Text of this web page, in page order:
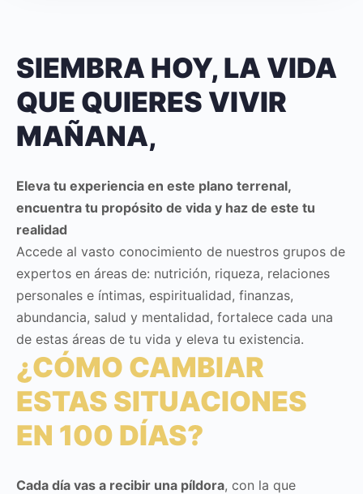
SIEMBRA HOY, LA VIDA
QUE QUIERES VIVIR
MAÑANA,
Eleva tu experiencia en este plano terrenal,
encuentra tu propósito de vida y haz de este tu
realidad
Accede al vasto conocimiento de nuestros grupos de
expertos en áreas de: nutrición, riqueza, relaciones
personales e íntimas, espiritualidad, finanzas,
abundancia, salud y mentalidad, fortalece cada una
de estas áreas de tu vida y eleva tu existencia.
¿CÓMO CAMBIAR
ESTAS SITUACIONES
EN 100 DÍAS?
Cada día vas a recibir una píldora, con la que